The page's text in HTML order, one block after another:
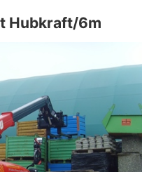
Hubkraft/6m